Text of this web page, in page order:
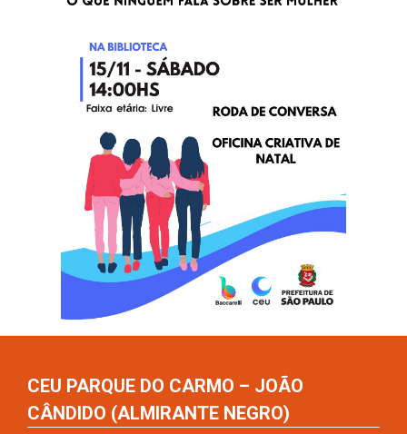
CEU PARQUE DO CARMO – JOÃO
CÂNDIDO (ALMIRANTE NEGRO)